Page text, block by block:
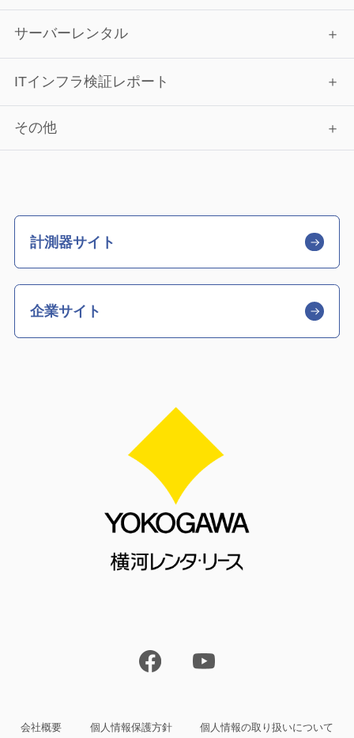
サーバーレンタル
ITインフラ検証レポート
その他
計測器サイト
企業サイト
会社概要 個人情報保護方針 個人情報の取り扱いについて